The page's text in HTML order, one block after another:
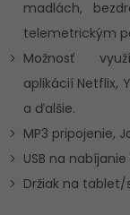
madlách,
telemetrickým
Možnosť
aplikácií Netflix,
a ďalšie.
MP3 pripojenie,
USB na
Držiak na